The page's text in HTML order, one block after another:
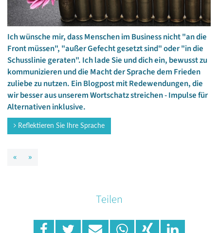
Ich wünsche mir, dass Menschen im Business nicht "an die
Front müssen", "außer Gefecht gesetzt sind" oder "in die
Schusslinie geraten". Ich lade Sie und dich ein, bewusst zu
kommunizieren und die Macht der Sprache dem Frieden
zuliebe zu nutzen. Ein Blogpost mit Redewendungen, die
wir besser aus unserem Wortschatz streichen - Impulse für
Alternativen inklusive.
Reflektieren Sie Ihre Sprache
« »
Teilen